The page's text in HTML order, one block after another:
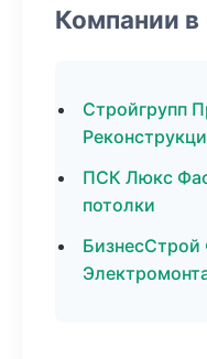
Компании
Стройгрупп
ПСК Люкс
потолки